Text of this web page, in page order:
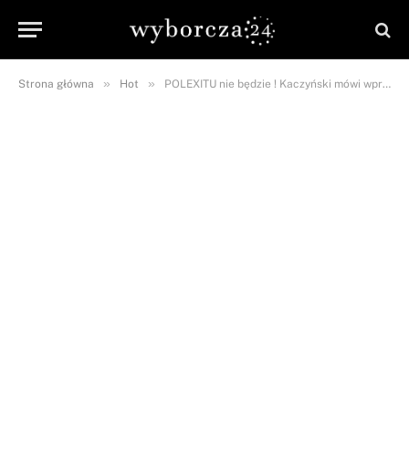
Strona główna » Hot » POLEXITU nie będzie ! Kaczyński mówi wprost!